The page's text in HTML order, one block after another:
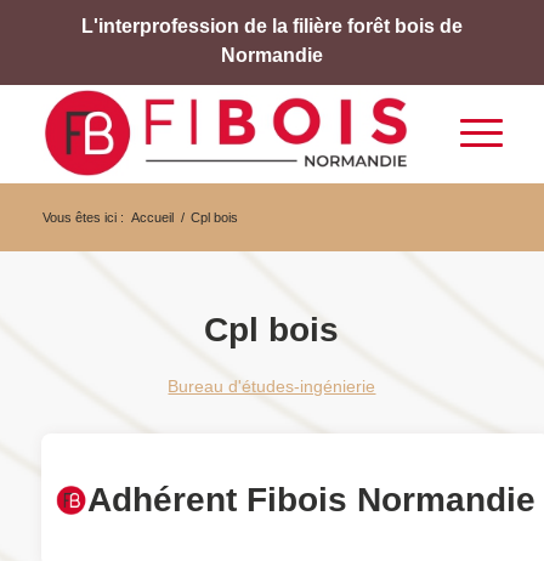
L'interprofession de la filière forêt bois de
Normandie
Vous êtes ici : Accueil / Cpl bois
Cpl bois
Bureau d'études-ingénierie
Adhérent Fibois Normandie